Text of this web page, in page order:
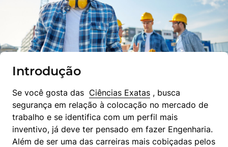
Introdução
Se você gosta das Ciências Exatas , busca
segurança em relação à colocação no mercado de
trabalho e se identifica com um perfil mais
inventivo, já deve ter pensado em fazer Engenharia.
Além de ser uma das carreiras mais cobiçadas pelos